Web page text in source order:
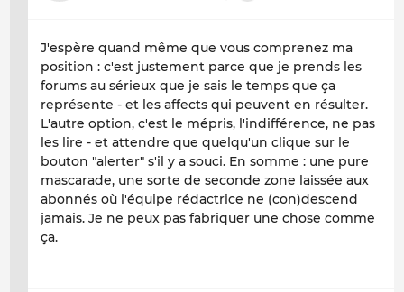
J'espère quand même que vous comprenez ma
position : c'est justement parce que je prends les
forums au sérieux que je sais le temps que ça
représente - et les affects qui peuvent en résulter.
L'autre option, c'est le mépris, l'indifférence, ne pas
les lire - et attendre que quelqu'un clique sur le
bouton "alerter" s'il y a souci. En somme : une pure
mascarade, une sorte de seconde zone laissée aux
abonnés où l'équipe rédactrice ne (con)descend
jamais. Je ne peux pas fabriquer une chose comme
ça.